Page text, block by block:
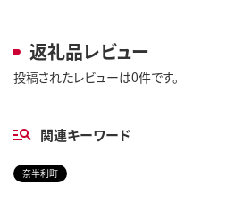
返礼品レビュー
投稿されたレビューは0件です。
関連キーワード
奈半利町